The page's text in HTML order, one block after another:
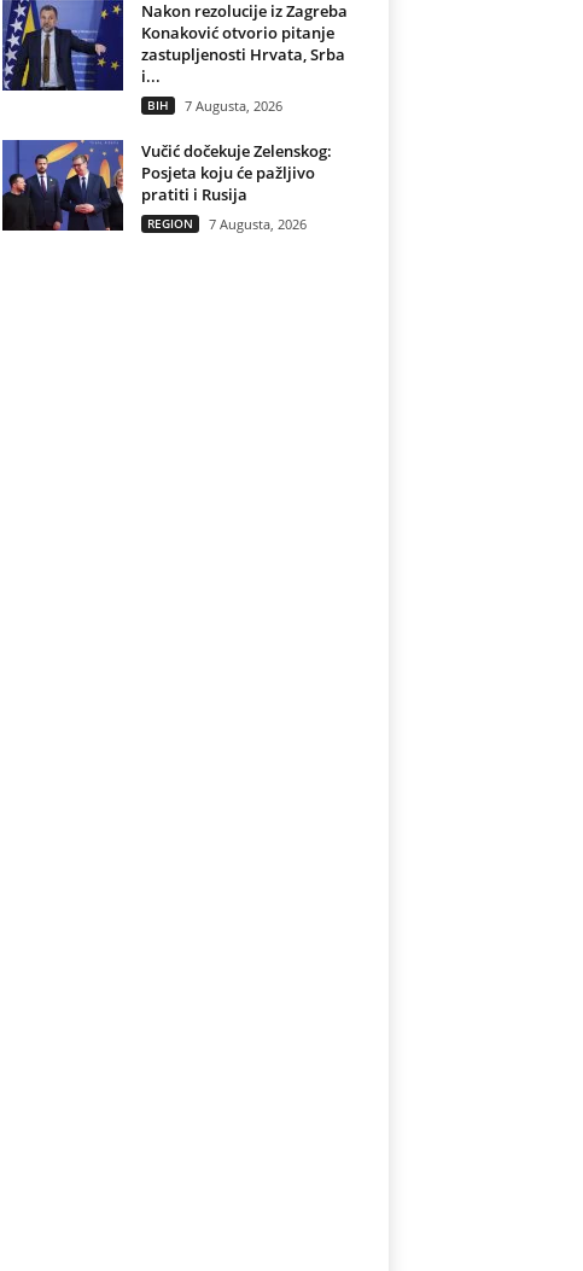
Nakon rezolucije iz Zagreba
Konaković otvorio pitanje
zastupljenosti Hrvata, Srba
i...
BIH 7 Augusta, 2026
Vučić dočekuje Zelenskog:
Posjeta koju će pažljivo
pratiti i Rusija
REGION 7 Augusta, 2026